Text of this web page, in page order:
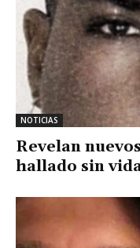
NOTICIAS
Revelan
hallado sin